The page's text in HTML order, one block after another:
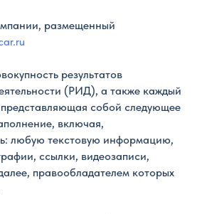
размещенный
результатов
(РИД), а также каждый
собой следующее
включая,
любую текстовую информацию,
ссылки, видеозаписи,
правообладателем которых